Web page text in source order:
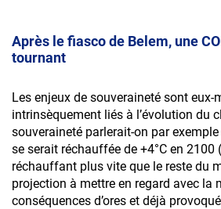
Après le fiasco de Belem, une
tournant
Les enjeux de souveraineté sont eux-
intrinsèquement liés à l’évolution du
souveraineté parlerait-on par
se serait réchauffée de +4°C en 2100
réchauffant plus vite que le reste du
projection à mettre en regard avec la
conséquences d’ores et déjà